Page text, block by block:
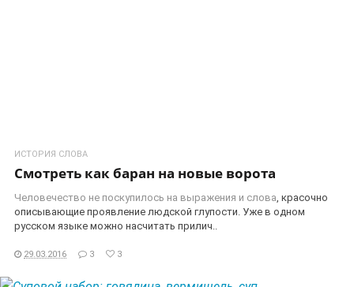
ИСТОРИЯ СЛОВА
Смотреть как баран на новые ворота
Человечество не поскупилось на выражения и слова , красочно
описывающие проявление людской глупости. Уже в одном
русском языке можно насчитать прилич..
29.03.2016 3 3